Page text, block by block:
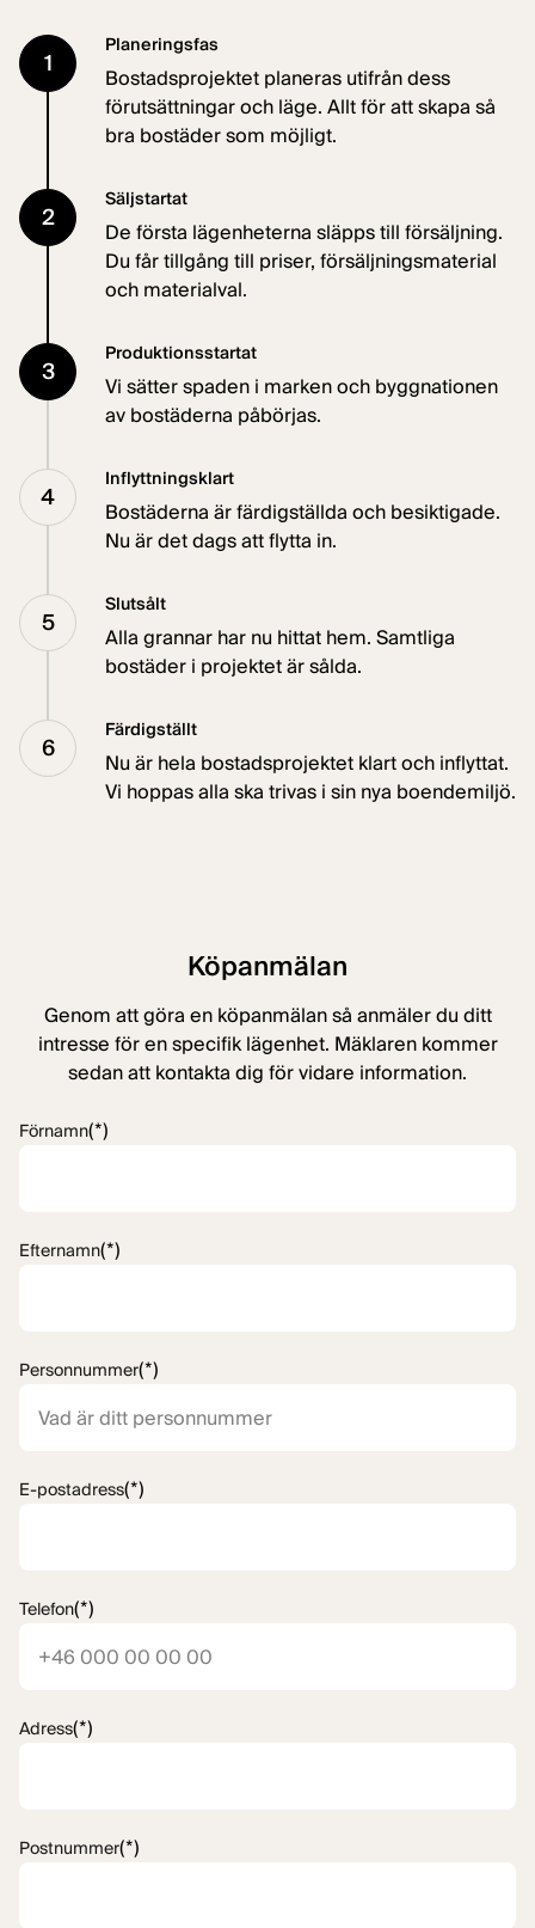
1
Planeringsfas
Bostadsprojektet planeras utifrån dess
förutsättningar och läge. Allt för att skapa så
bra bostäder som möjligt.
2
Säljstartat
De första lägenheterna släpps till försäljning.
Du får tillgång till priser, försäljningsmaterial
och materialval.
3
Produktionsstartat
Vi sätter spaden i marken och byggnationen
av bostäderna påbörjas.
4
Inflyttningsklart
Bostäderna är färdigställda och besiktigade.
Nu är det dags att flytta in.
5
Slutsålt
Alla grannar har nu hittat hem. Samtliga
bostäder i projektet är sålda.
6
Färdigställt
Nu är hela bostadsprojektet klart och inflyttat.
Vi hoppas alla ska trivas i sin nya boendemiljö.
Köpanmälan
Genom att göra en köpanmälan så anmäler du ditt
intresse för en specifik lägenhet. Mäklaren kommer
sedan att kontakta dig för vidare information.
Förnamn(*)
Efternamn(*)
Personnummer(*)
E-postadress(*)
Telefon(*)
Adress(*)
Postnummer(*)